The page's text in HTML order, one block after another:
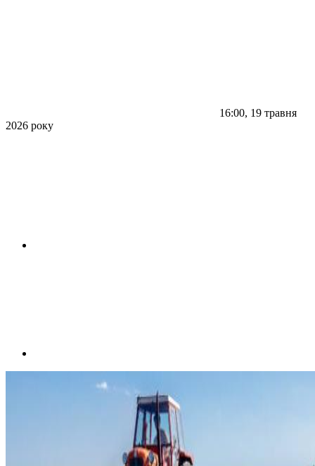
16:00, 19 травня
2026 року